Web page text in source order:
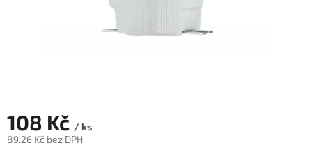
108 Kč / ks
89,26 Kč bez DPH